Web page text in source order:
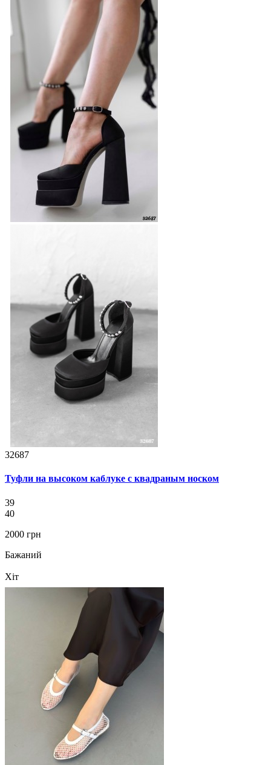
32687
Туфли на высоком каблуке с квадраным носком
39
40
2000 грн
Бажаний
Хіт